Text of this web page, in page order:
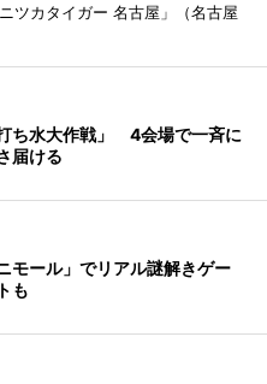
ツカタイガー 名古屋」（名古屋
ち水大作戦」 4会場で一斉に
届ける
モール」でリアル謎解きゲー
も